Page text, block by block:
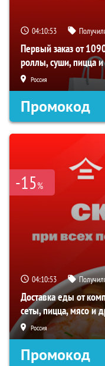
04:10:52
Первый заказ от
роллы, суши, пицца
Россия
Промокод
-15%
04:10:52
Доставка еды от
сеты, пицца, мясо и
Россия
Промокод